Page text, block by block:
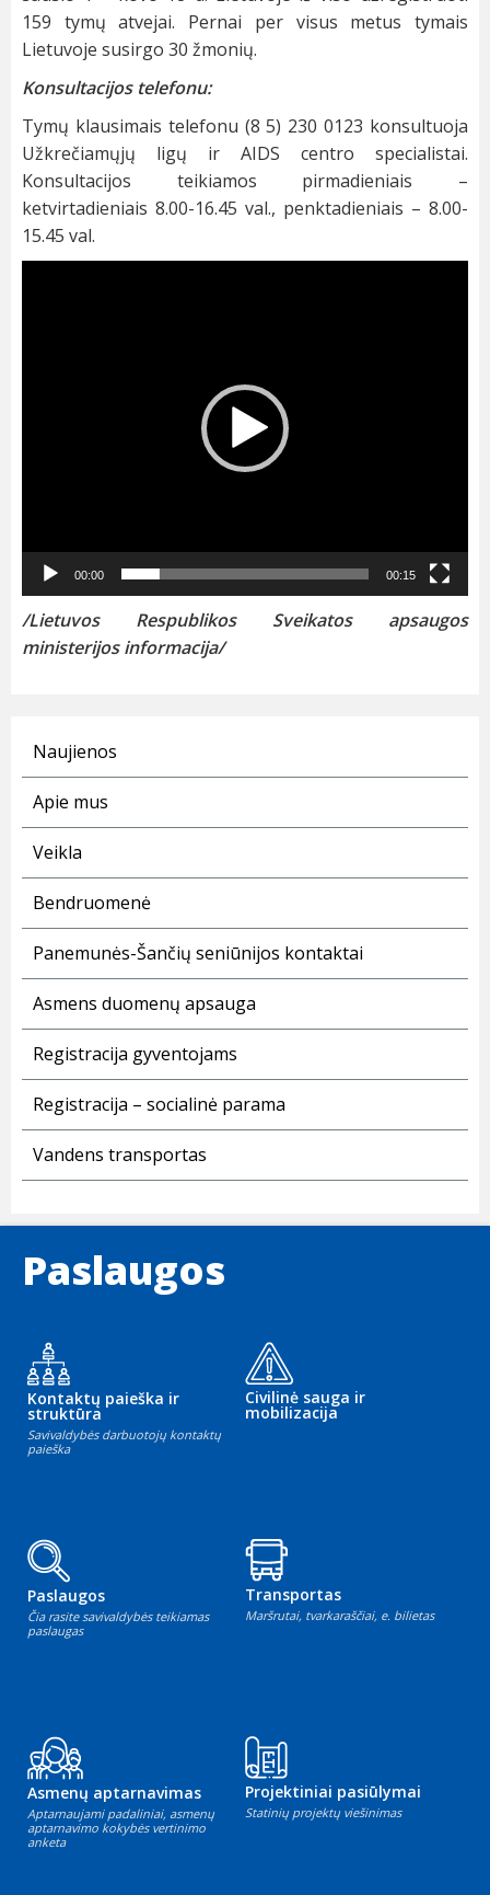
159 tymų atvejai. Pernai per visus metus tymais
Lietuvoje susirgo 30 žmonių.
Konsultacijos telefonu:
Tymų klausimais telefonu (8 5) 230 0123 konsultuoja
Užkrečiamųjų ligų ir AIDS centro specialistai.
Konsultacijos teikiamos pirmadieniais –
ketvirtadieniais 8.00-16.45 val., penktadieniais – 8.00-
15.45 val.
00:00 00:15
/Lietuvos Respublikos Sveikatos apsaugos
ministerijos informacija/
Naujienos
Apie mus
Veikla
Bendruomenė
Panemunės-Šančių seniūnijos kontaktai
Asmens duomenų apsauga
Registracija gyventojams
Registracija – socialinė parama
Vandens transportas
Paslaugos
Kontaktų paieška ir
struktūra
Savivaldybės darbuotojų kontaktų
paieška
Civilinė sauga ir
mobilizacija
Paslaugos
Čia rasite savivaldybės teikiamas
paslaugas
Transportas
Maršrutai, tvarkaraščiai, e. bilietas
Asmenų aptarnavimas
Aptarnaujami padaliniai, asmenų
aptarnavimo kokybės vertinimo
anketa
Projektiniai pasiūlymai
Statinių projektų viešinimas